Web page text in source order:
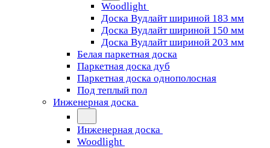
Woodlight
Доска Вудлайт шириной 183 мм
Доска Вудлайт шириной 150 мм
Доска Вудлайт шириной 203 мм
Белая паркетная доска
Паркетная доска дуб
Паркетная доска однополосная
Под теплый пол
Инженерная доска
Инженерная доска
Woodlight